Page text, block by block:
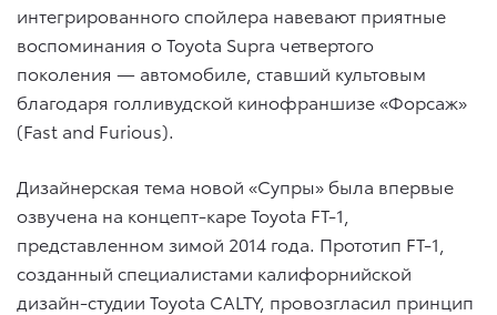
интегрированного спойлера навевают приятные
воспоминания о Toyota Supra четвертого
поколения — автомобиле, ставший культовым
благодаря голливудской кинофраншизе «Форсаж»
(Fast and Furious).
Дизайнерская тема новой «Супры» была впервые
озвучена на концепт-каре Toyota FT-1,
представленном зимой 2014 года. Прототип FT-1,
созданный специалистами калифорнийской
дизайн-студии Toyota CALTY, провозгласил принцип